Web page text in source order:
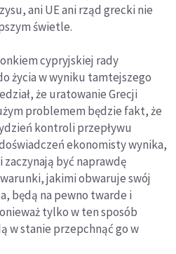
ani UE ani rząd grecki nie
świetle.
cypryjskiej rady
życia w wyniku tamtejszego
że uratowanie Grecji
problemem będzie fakt, że
kontroli przepływu
ekonomisty wynika,
być naprawdę
jakimi obwaruje swój
będą na pewno twarde i
tylko w ten sposób
w stanie przepchnąć go w